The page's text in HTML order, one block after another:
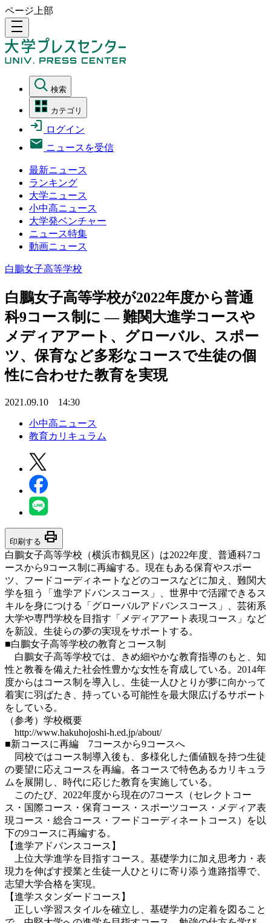
ページ上部
density_medium
検索
カテゴリ
ログイン
ニュースを受信
最新ニュース
ランキング
大学ニュース
小中高ニュース
大学発ベンチャー
ニュース特集
動画ニュース
白鵬女子高等学校
白鵬女子高等学校が2022年度から普通
科9コース制に — 難関大進学コースや
メディアアート、グローバル、スポー
ツ、保育など多彩なコースで生徒の個
性に合わせた教育を実現
2021.09.10 14:30
小中高ニュース
教育カリキュラム
印刷する print
白鵬女子高等学校（横浜市鶴見区）は2022年度、普通科7コ
ースから9コース制に再編する。現在もある保育やスポー
ツ、フードコーディネートなどのコースなどに加え、難関大
学を狙う「進学アドバンスコース」、世界中で活躍できるス
キルを身につける「グローバルアドバンスコース」、芸術系
大学や専門学校を目指す「メディアアート表現コース」など
を新設。生徒らの夢の実現をサポートする。
■白鵬女子高等学校の教育とコース制
白鵬女子高等学校では、きめ細やかな教育指導のもと、知
性と教養を備えた社会性豊かな女性を育成している。2014年
度からはコース制を導入し、生徒一人ひとりが夢に向かって
着実に羽ばたき、持っている可能性を最大限広げるサポート
をしている。
（参考）学校概要
http://www.hakuhojoshi-h.ed.jp/about/
■新コースに再編 7コースから9コースへ
同校ではコース制導入後も、多様化した価値観を持つ生徒
の要望に応えコースを再編。各コースで特色あるカリキュラ
ムを展開し、時代に応じた教育を実施している。
このたび、2022年度から現在の7コース（セレクトコー
ス・国際コース・保育コース・スポーツコース・メディア表
現コース・総合コース・フードコーディネートコース）を以
下の9コースに再編する。
【進学アドバンスコース】
上位大学進学を目指すコース。基礎学力に加え思考力・表
現力を伸ばす授業と生徒一人ひとりに寄り添う進路指導で、
志望大学合格を実現。
【進学スタンダードコース】
正しい学習スタイルを確立し、基礎学力の定着を図ること